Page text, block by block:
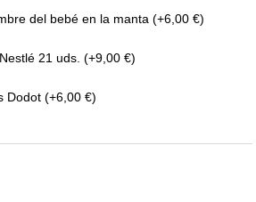
del bebé en la manta (+6,00 €)
21 uds. (+9,00 €)
Dodot (+6,00 €)